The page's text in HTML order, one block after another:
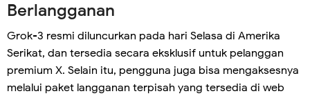
Berlangganan
Grok-3 resmi diluncurkan pada hari Selasa di Amerika
Serikat, dan tersedia secara eksklusif untuk pelanggan
premium X. Selain itu, pengguna juga bisa mengaksesnya
melalui paket langganan terpisah yang tersedia di web